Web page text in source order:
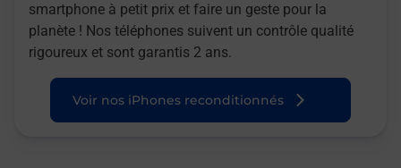
smartphone à petit prix et faire un geste pour la
planète ! Nos téléphones suivent un contrôle qualité
rigoureux et sont garantis 2 ans.
Voir nos iPhones reconditionnés